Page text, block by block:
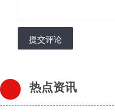
提交评论
热点资讯